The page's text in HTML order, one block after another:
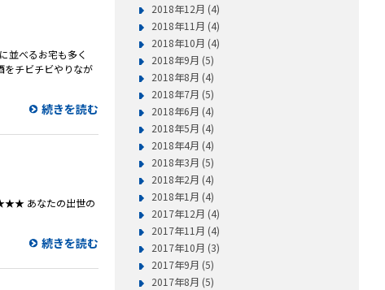
並べるお宅も多く
をチビチビやりなが
続きを読む
あなたの出世の
続きを読む
2018年12月 (4)
2018年11月 (4)
2018年10月 (4)
2018年9月 (5)
2018年8月 (4)
2018年7月 (5)
2018年6月 (4)
2018年5月 (4)
2018年4月 (4)
2018年3月 (5)
2018年2月 (4)
2018年1月 (4)
2017年12月 (4)
2017年11月 (4)
2017年10月 (3)
2017年9月 (5)
2017年8月 (5)